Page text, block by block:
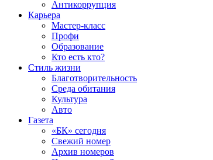
Антикоррупция
Карьера
Мастер-класс
Профи
Образование
Кто есть кто?
Стиль жизни
Благотворительность
Среда обитания
Культура
Авто
Газета
«БК» сегодня
Свежий номер
Архив номеров